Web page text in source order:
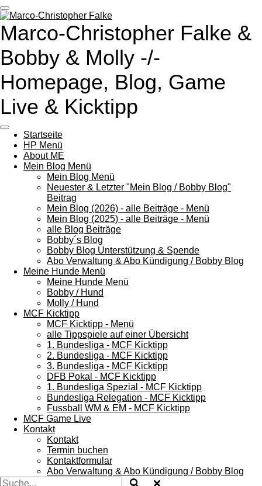
Zum
Hauptinhalt
springen
Marco-Christopher Falke &
Bobby & Molly -/-
Homepage, Blog, Game
Live & Kicktipp
Startseite
HP Menü
About ME
Mein Blog Menü
Mein Blog Menü
Neuester & Letzter "Mein Blog / Bobby Blog"
Beitrag
Mein Blog (2026) - alle Beiträge - Menü
Mein Blog (2025) - alle Beiträge - Menü
alle Blog Beiträge
Bobby´s Blog
Bobby Blog Unterstützung & Spende
Abo Verwaltung & Abo Kündigung / Bobby Blog
Meine Hunde Menü
Meine Hunde Menü
Bobby / Hund
Molly / Hund
MCF Kicktipp
MCF Kicktipp - Menü
alle Tippspiele auf einer Übersicht
1. Bundesliga - MCF Kicktipp
2. Bundesliga - MCF Kicktipp
3. Bundesliga - MCF Kicktipp
DFB Pokal - MCF Kicktipp
1. Bundesliga Spezial - MCF Kicktipp
Bundesliga Relegation - MCF Kicktipp
Fussball WM & EM - MCF Kicktipp
MCF Game Live
Kontakt
Kontakt
Termin buchen
Kontaktformular
Abo Verwaltung & Abo Kündigung / Bobby Blog